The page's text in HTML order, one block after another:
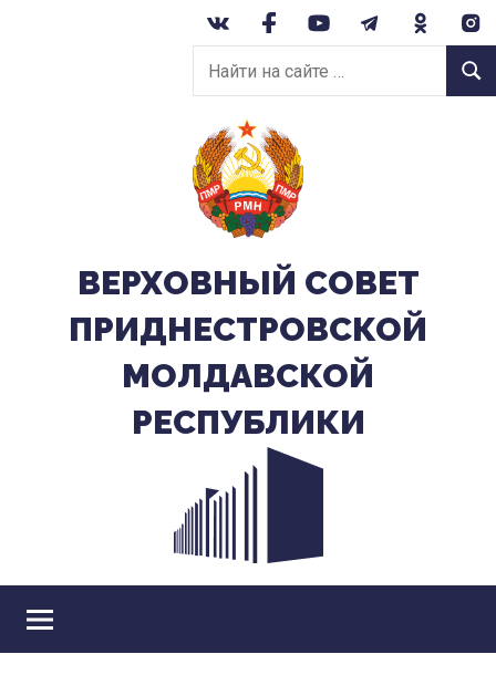
Найти
на
сайте:
ВЕРХОВНЫЙ CОВЕТ
ПРИДНЕСТРОВСКОЙ
МОЛДАВСКОЙ
РЕСПУБЛИКИ